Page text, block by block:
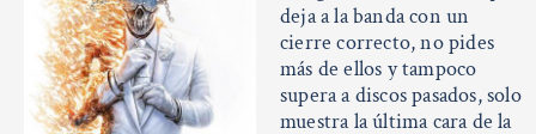
deja a la banda con un
cierre correcto, no pides
más de ellos y tampoco
supera a discos pasados, solo
muestra la última cara de la